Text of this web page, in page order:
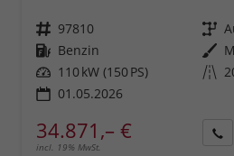
Fahrzeugnr. 97810 Getriebe
Kraftstoff Benzin Außenfarbe
Leistung 110 kW (150 PS) Kilometerstand
01.05.2026
34.871,– €
incl. 19% MwSt.